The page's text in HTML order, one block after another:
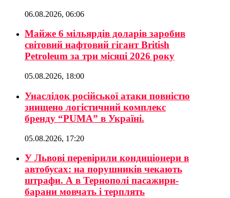
06.08.2026, 06:06
Майже 6 мільярдів доларів заробив
світовий нафтовий гігант British
Petroleum за три місяці 2026 року
05.08.2026, 18:00
Унаслідок російської атаки повністю
знищено логістичний комплекс
бренду “PUMA” в Україні.
05.08.2026, 17:20
У Львові перевірили кондиціонери в
автобусах: на порушників чекають
штрафи. А в Тернополі пасажири-
барани мовчать і терплять